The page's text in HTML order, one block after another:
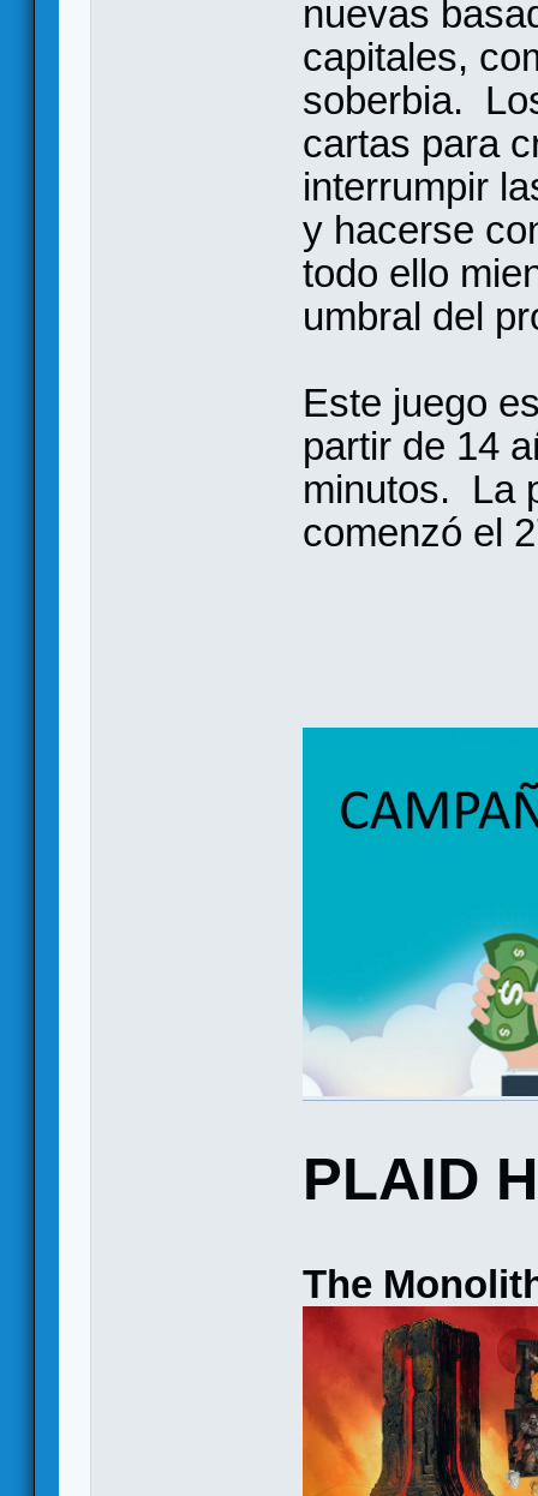
nuevas
capitales,
soberbia.
cartas para
interrumpir
y hacerse
todo ello
umbral del
Este juego
partir de 14
minutos. La
comenzó el
PLAID
The